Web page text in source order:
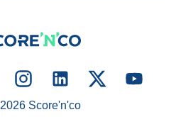
2026Score'n'co